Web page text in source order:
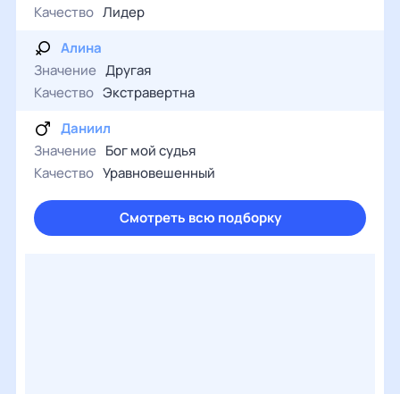
Качество Лидер
Алина
Значение Другая
Качество Экстравертна
Даниил
Значение Бог мой судья
Качество Уравновешенный
Смотреть всю подборку